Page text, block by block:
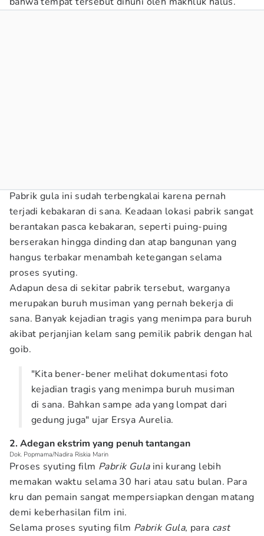
Pabrik gula ini sudah terbengkalai karena pernah
terjadi kebakaran di sana. Keadaan lokasi pabrik sangat
berantakan pasca kebakaran, seperti puing-puing
berserakan hingga dinding dan atap bangunan yang
hangus terbakar menambah ketegangan selama
proses syuting.
Adapun desa di sekitar pabrik tersebut, warganya
merupakan buruh musiman yang pernah bekerja di
sana. Banyak kejadian tragis yang menimpa para buruh
akibat perjanjian kelam sang pemilik pabrik dengan hal
goib.
"Kita bener-bener melihat dokumentasi foto
kejadian tragis yang menimpa buruh musiman
di sana. Bahkan sampe ada yang lompat dari
gedung juga" ujar Ersya Aurelia.
2. Adegan ekstrim yang penuh tantangan
Dok. Popmama/Nadira Riskia Marin
Proses syuting film Pabrik Gulaini kurang lebih
memakan waktu selama 30 hari atau satu bulan. Para
kru dan pemain sangat mempersiapkan dengan matang
demi keberhasilan film ini.
Selama proses syuting film Pabrik Gula, para cast